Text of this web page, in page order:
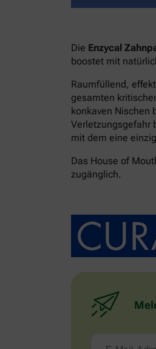
Die Enzycal
boostet mit
Raumfüllend,
gesamten
konkaven Nischen
Verletzungsgefahr
mit dem eine
Das House of
zugänglich.